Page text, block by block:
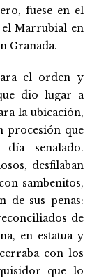
fuese en el
el Marrubial en
Granada.
el orden y
dio lugar a
la ubicación,
procesión que
señalado.
desfilaban
sambenitos,
de sus penas:
de
en estatua y
con los
que lo